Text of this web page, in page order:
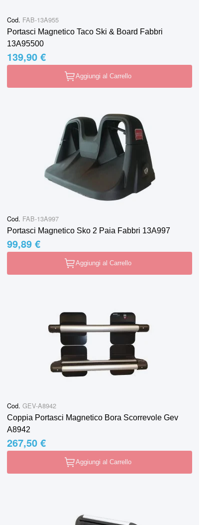
Cod. FAB-13A955
Portasci Magnetico Taco Ski & Board Fabbri
13A95500
139,90 €
Aggiungi al Carrello
Cod. FAB-13A997
Portasci Magnetico Sko 2 Paia Fabbri 13A997
99,89 €
Aggiungi al Carrello
Cod. GEV-A8942
Coppia Portasci Magnetico Bora Scorrevole Gev
A8942
267,50 €
Aggiungi al Carrello